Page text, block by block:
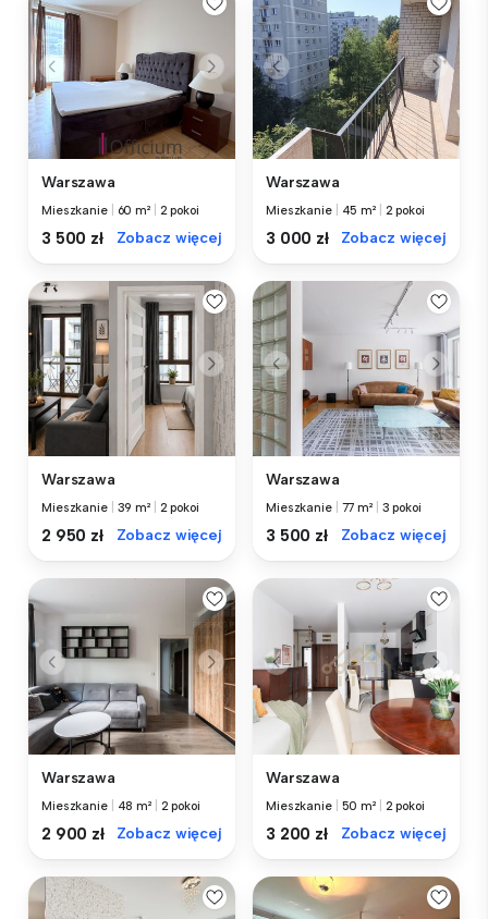
Warszawa
Mieszkanie 60 m² 2 pokoi
3 500 zł Zobacz więcej
Warszawa
Mieszkanie 45 m² 2 pokoi
3 000 zł Zobacz więcej
Warszawa
Mieszkanie 39 m² 2 pokoi
2 950 zł Zobacz więcej
Warszawa
Mieszkanie 77 m² 3 pokoi
3 500 zł Zobacz więcej
Warszawa
Mieszkanie 48 m² 2 pokoi
2 900 zł Zobacz więcej
Warszawa
Mieszkanie 50 m² 2 pokoi
3 200 zł Zobacz więcej